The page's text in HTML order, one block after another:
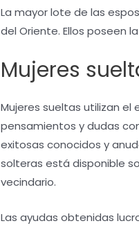
La mayor lote de las
del Oriente. Ellos poseen
Mujeres
Mujeres sueltas utilizan el
pensamientos y dudas
exitosas conocidos y
solteras está disponible
vecindario.
Las ayudas obtenidas